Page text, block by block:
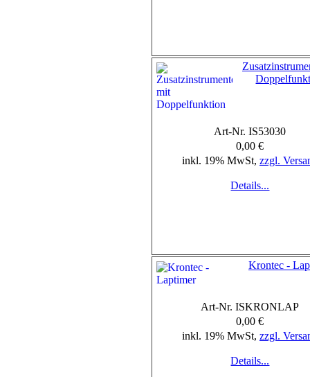
Art-Nr. IS53030
0,00 €
inkl. 19% MwSt, zzgl.
Details...
Krontec -
Art-Nr. ISKRONLAP
0,00 €
inkl. 19% MwSt, zzgl.
Details...